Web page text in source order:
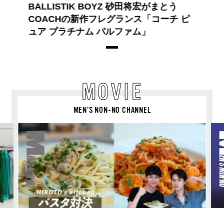
BALLISTIK BOYZ 砂田将宏がまとう
COACHの新作フレグランス「コーチ ピ
ュア プラチナム パルファム」
MOVIE
MEN’S NON-NO CHANNEL